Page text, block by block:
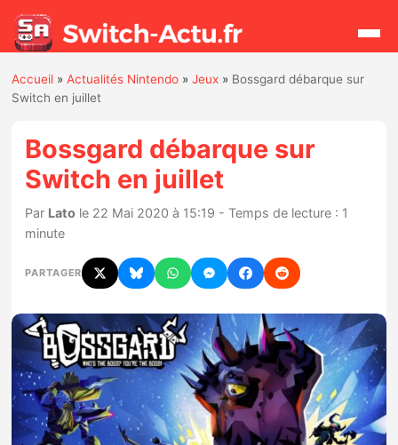
Actualités
Jeux
Hardware
Chiffres de ventes
Rumeurs
Nintendo Direct
Accueil »Actualités Nintendo »Jeux » Bossgard débarque sur
Switch en juillet
Bossgard débarque sur
Switch en juillet
Par Lato le 22 Mai 2020 à 15:19 - Temps de lecture : 1
minute
PARTAGER